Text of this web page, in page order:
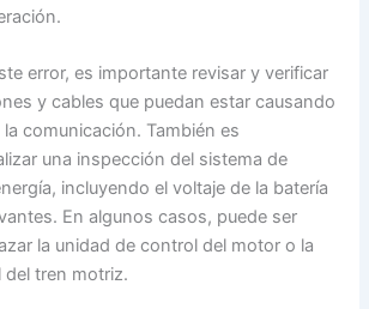
error, es importante revisar y verificar
y cables que puedan estar causando
comunicación. También es
una inspección del sistema de
incluyendo el voltaje de la batería
En algunos casos, puede ser
la unidad de control del motor o la
tren motriz.